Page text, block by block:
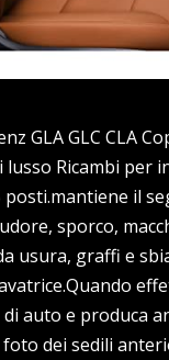
GLA GLC CLA
lusso Ricambi per
posti.mantiene il
sporco,
usura, graffi e
auto e produca
dei sedili